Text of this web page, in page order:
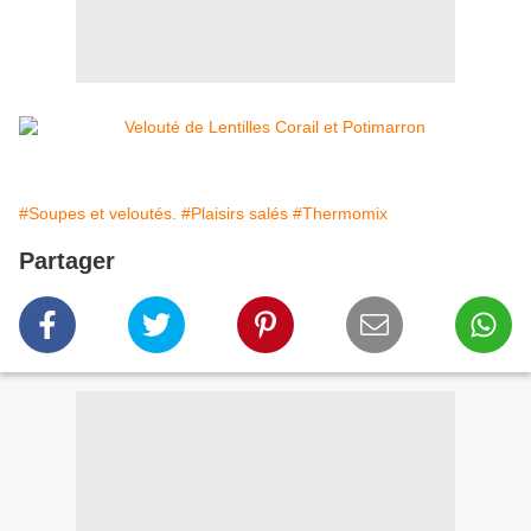
#Soupes et veloutés. #Plaisirs salés #Thermomix
Partager